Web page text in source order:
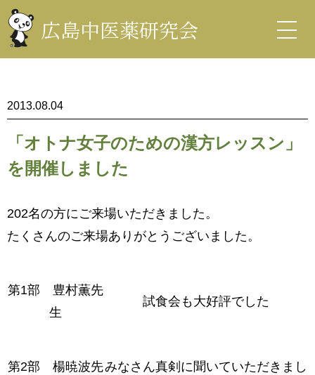
ン
テ
ン
ツ
を
広島中医薬研究会
中医薬研究会
2013.08.04
「オトナ女子のための漢方レッスン」
を開催しました
202名の方にご来場いただきました。
たくさんのご来場ありがとうございました。
第1部 豊村薫先
生
試食会も大好評でした
第2部 楊暁波先みなさん真剣に聞いていただきまし